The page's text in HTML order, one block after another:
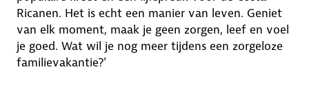
Ricanen. Het is echt een manier van leven. Geniet
van elk moment, maak je geen zorgen, leef en voel
je goed. Wat wil je nog meer tijdens een zorgeloze
familievakantie?’